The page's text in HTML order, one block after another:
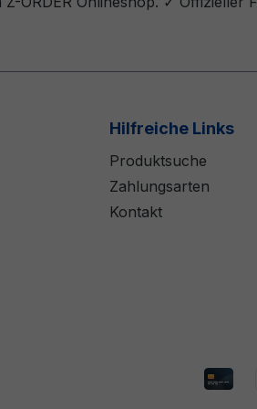
Hilfreiche Links
Produktsuche
Zahlungsarten
Kontakt